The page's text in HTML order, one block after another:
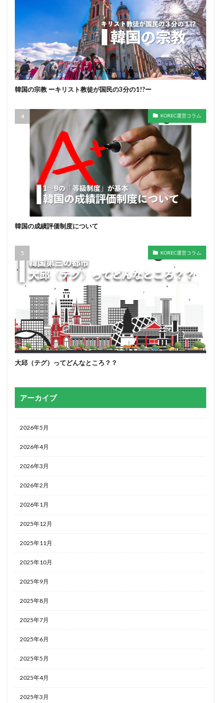
韓国の宗教 ーキリスト教徒が国民の3分の1!?ー
KOREC運営コラム
韓国の成績評価制度について
KOREC運営コラム
大邱（テグ）ってどんなところ？？
アーカイブ
2026年5月
2026年4月
2026年3月
2026年2月
2026年1月
2025年12月
2025年11月
2025年10月
2025年9月
2025年8月
2025年7月
2025年6月
2025年5月
2025年4月
2025年3月